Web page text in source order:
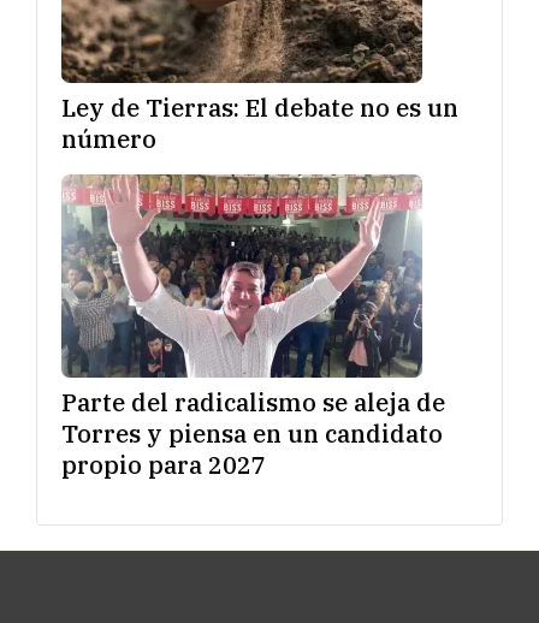
Ley de Tierras: El debate no es un
número
Parte del radicalismo se aleja de
Torres y piensa en un candidato
propio para 2027